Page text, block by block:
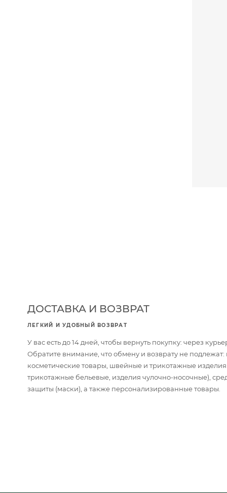
ДОСТАВКА И ВОЗВРАТ
ЛЕГКИЙ И УДОБНЫЙ ВОЗВРАТ
У вас есть до 14 дней, чтобы вернуть покупку: через
Обратите внимание, что обмену и возврату не
косметические товары, швейные и трикотажные
трикотажные бельевые, изделия чулочно-носочные),
защиты (маски), а также персонализированные товары.